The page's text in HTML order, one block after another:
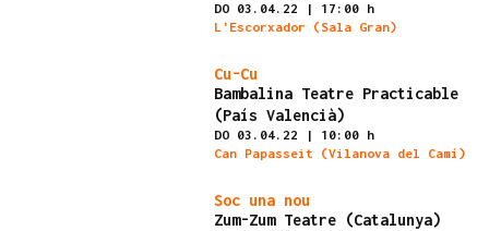
DO 03.04.22 | 17:00 h
L'Escorxador (Sala Gran)
Cu-Cu
Bambalina Teatre Practicable
(País Valencià)
DO 03.04.22 | 10:00 h
Can Papasseit (Vilanova del Camí)
Soc una nou
Zum-Zum Teatre (Catalunya)